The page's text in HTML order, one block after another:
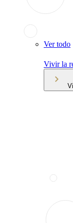
Ver todo
Vivir la